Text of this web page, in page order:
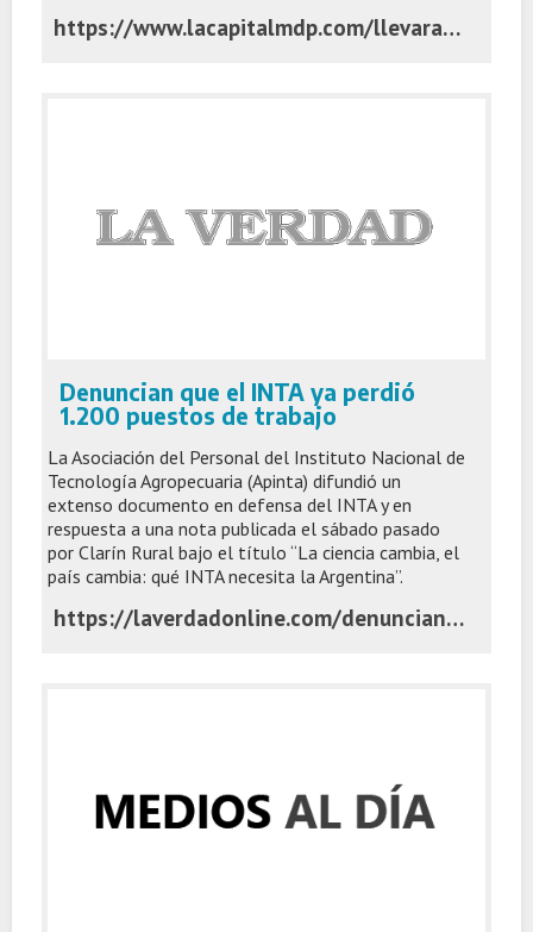
https://www.lacapitalmdp.com/llevaran-al-senado-las-firmas-de-miles-de-marplatenses-contra-el-recorte-de-zona-fria/
Denuncian que el INTA ya perdió
1.200 puestos de trabajo
La Asociación del Personal del Instituto Nacional de
Tecnología Agropecuaria (Apinta) difundió un
extenso documento en defensa del INTA y en
respuesta a una nota publicada el sábado pasado
por Clarín Rural bajo el título “La ciencia cambia, el
país cambia: qué INTA necesita la Argentina”.
https://laverdadonline.com/denuncian-que-el-inta-ya-perdio-1-200-puestos-de-trabajo/